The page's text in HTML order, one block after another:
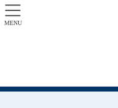
MENU